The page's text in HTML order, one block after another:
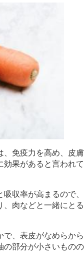
、免疫力を高め、皮膚
効果があると言われて
収率が高まるので、
、肉などと一緒にとる
で、表皮がなめらから
の部分が小さいものの